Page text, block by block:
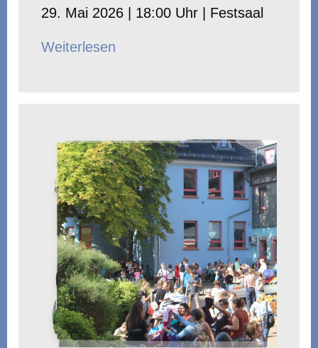
29. Mai 2026 | 18:00 Uhr | Festsaal
Weiterlesen